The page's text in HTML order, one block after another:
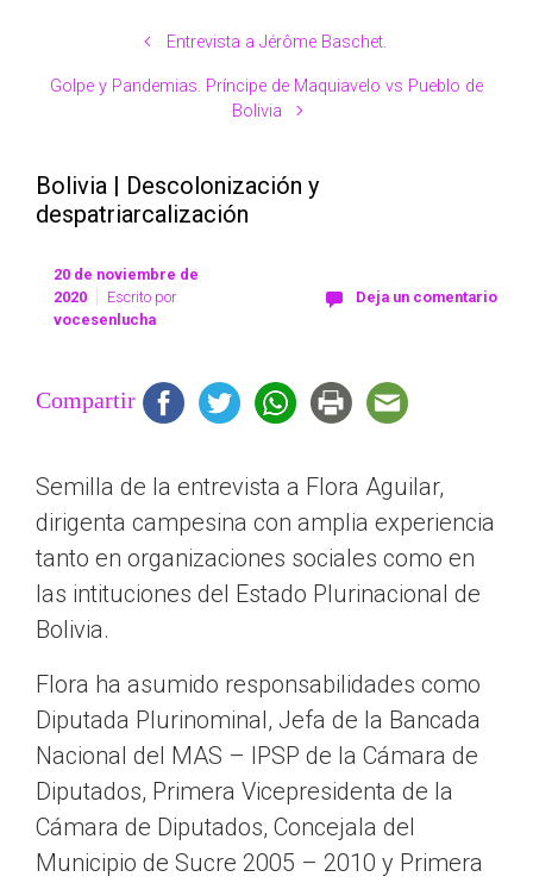
Entrevista a Jérôme Baschet.
Golpe y Pandemias. Príncipe de Maquiavelo vs Pueblo de
Bolivia
Bolivia | Descolonización y
despatriarcalización
20 de noviembre de
2020
Escrito por
vocesenlucha
Deja un comentario
Compartir
Semilla de la entrevista a Flora Aguilar,
dirigenta campesina con amplia experiencia
tanto en organizaciones sociales como en
las intituciones del Estado Plurinacional de
Bolivia.
Flora ha asumido responsabilidades como
Diputada Plurinominal, Jefa de la Bancada
Nacional del MAS – IPSP de la Cámara de
Diputados, Primera Vicepresidenta de la
Cámara de Diputados, Concejala del
Municipio de Sucre 2005 – 2010 y Primera